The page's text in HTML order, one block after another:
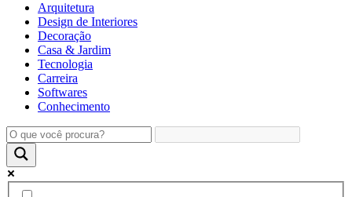
Arquitetura
Design de Interiores
Decoração
Casa & Jardim
Tecnologia
Carreira
Softwares
Conhecimento